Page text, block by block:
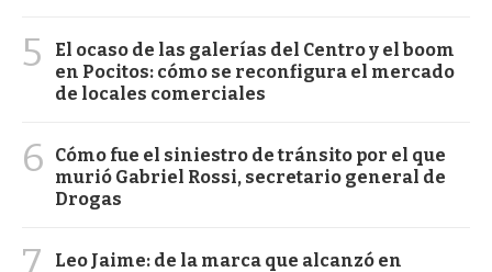
5
El ocaso de las galerías del Centro y el boom
en Pocitos: cómo se reconfigura el mercado
de locales comerciales
6
Cómo fue el siniestro de tránsito por el que
murió Gabriel Rossi, secretario general de
Drogas
Leo Jaime: de la marca que alcanzó en